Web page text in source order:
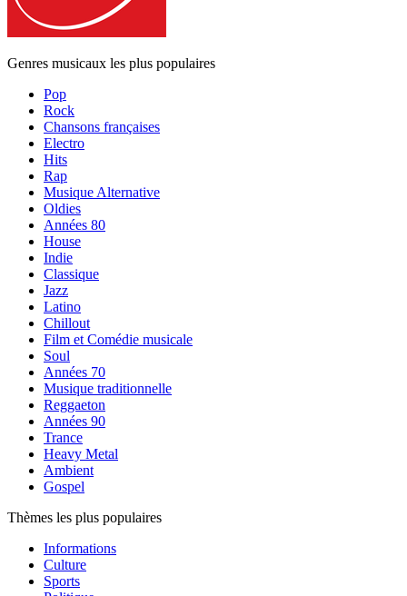
Genres musicaux les plus populaires
Pop
Rock
Chansons françaises
Electro
Hits
Rap
Musique Alternative
Oldies
Années 80
House
Indie
Classique
Jazz
Latino
Chillout
Film et Comédie musicale
Soul
Années 70
Musique traditionnelle
Reggaeton
Années 90
Trance
Heavy Metal
Ambient
Gospel
Thèmes les plus populaires
Informations
Culture
Sports